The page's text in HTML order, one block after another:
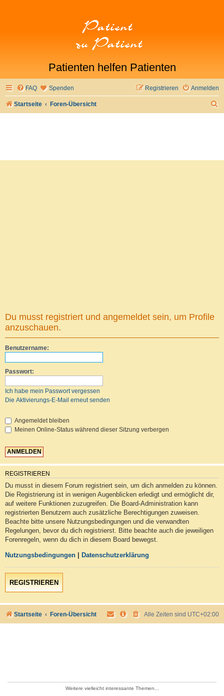
Patienten helfen Patienten
FAQ Spenden Anmelden
Registrieren
Startseite Foren-Übersicht
Du musst registriert und angemeldet sein, um Profile
anzuschauen.
Benutzername:
Passwort:
Ich habe mein Passwort vergessen
Die Aktivierungs-E-Mail erneut senden
Angemeldet bleiben
Meinen Online-Status während dieser Sitzung verbergen
REGISTRIEREN
Du musst in diesem Forum registriert sein, um dich anmelden zu können.
Die Registrierung ist in wenigen Augenblicken erledigt und ermöglicht dir,
auf weitere Funktionen zuzugreifen. Die Board-Administration kann
registrierten Benutzern auch zusätzliche Berechtigungen zuweisen.
Beachte bitte unsere Nutzungsbedingungen und die verwandten
Regelungen, bevor du dich registrierst. Bitte beachte auch die jeweiligen
Forenregeln, wenn du dich in diesem Board bewegst.
Nutzungsbedingungen Datenschutzerklärung
REGISTRIEREN
Startseite Foren-Übersicht Alle Zeiten sind UTC+02:00
Weitere vielleicht interessante Themen...